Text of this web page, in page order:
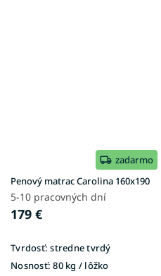
zadarmo
Penový matrac Carolina 160x190
5-10 pracovných dní
179 €
Tvrdosť: stredne tvrdý
Nosnosť: 80 kg / lôžko